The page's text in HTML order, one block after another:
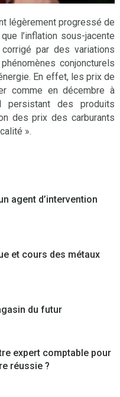
légèrement progressé de
l’inflation sous-jacente
par des variations
conjoncturels
En effet, les prix de
comme en décembre à
persistant des produits
des prix des carburants
».
agent d’intervention
et cours des métaux
du futur
expert comptable pour
réussie ?